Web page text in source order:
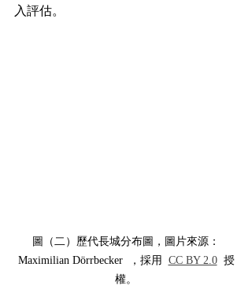
入評估。
圖（二）歷代長城分布圖，圖片來源：
Maximilian Dörrbecker  ，採用 CC BY 2.0 授
權。